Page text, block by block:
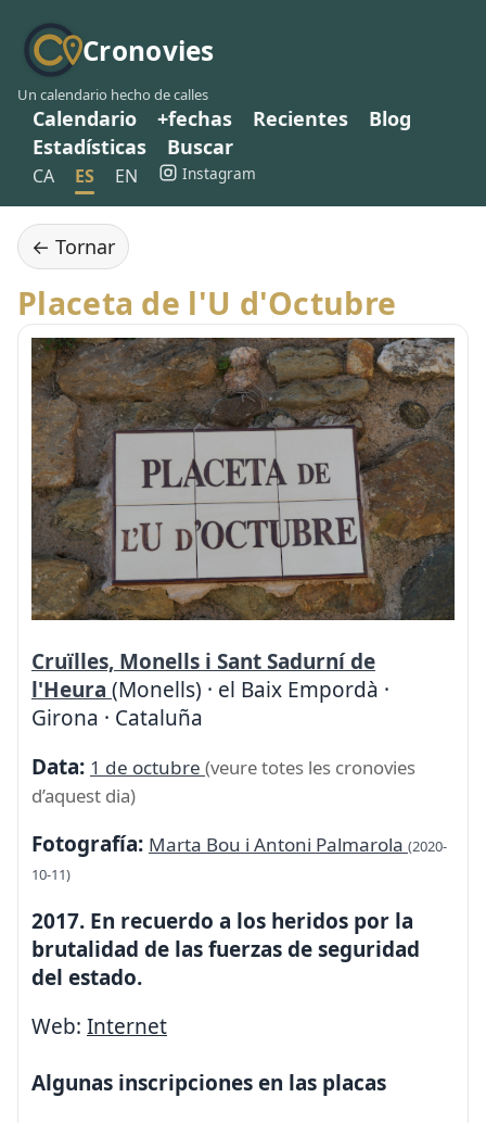
Cronovies
Un calendario hecho de calles
Calendario +fechas Recientes
Blog
Estadísticas
Buscar
CA ES EN Instagram
← Tornar
Placeta de l'U d'Octubre
Cruïlles, Monells i Sant Sadurní de
l'Heura (Monells) · el Baix Empordà ·
Girona · Cataluña
Data: 1 de octubre (veure totes les cronovies
d’aquest dia)
Fotografía: Marta Bou i Antoni Palmarola (2020-
10-11)
2017. En recuerdo a los heridos por la
brutalidad de las fuerzas de seguridad
del estado.
Web: Internet
Algunas inscripciones en las placas